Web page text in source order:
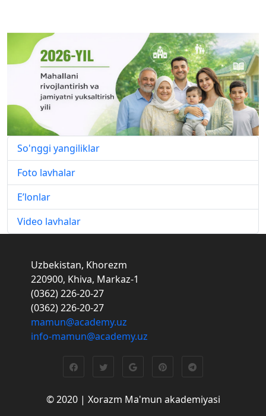
So'nggi yangiliklar
Foto lavhalar
E’lonlar
Video lavhalar
Uzbekistan, Khorezm
220900, Khiva, Markaz-1
(0362) 226-20-27
(0362) 226-20-27
mamun@academy.uz
info-mamun@academy.uz
© 2020 | Xorazm Ma'mun akademiyasi